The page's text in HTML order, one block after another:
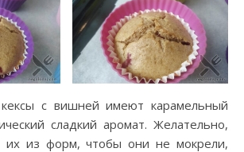
с вишней имеют карамельный
сладкий аромат. Желательно,
их из форм, чтобы они не мокрели,